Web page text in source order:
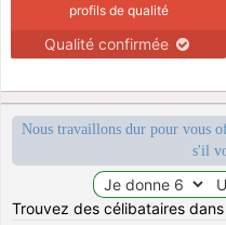
profils de qualité
Qualité confirmée
Nous travaillons dur pour vous
s'il
Trouvez des célibataires